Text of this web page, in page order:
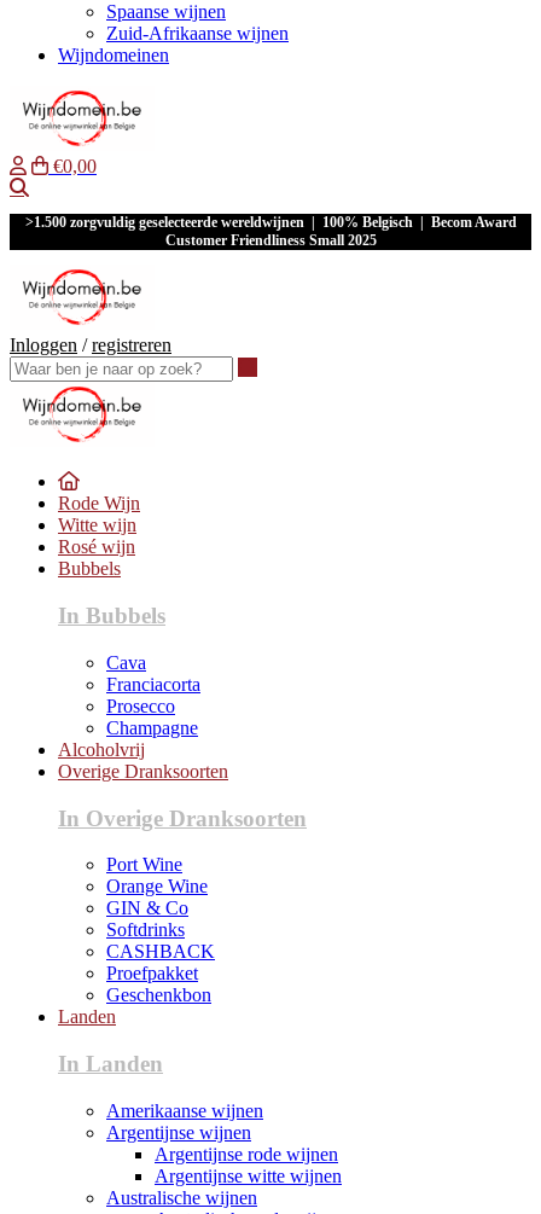
Spaanse wijnen
Zuid-Afrikaanse wijnen
Wijndomeinen
€0,00
>1.500 zorgvuldig geselecteerde wereldwijnen | 100% Belgisch | Becom Award
Customer Friendliness Small 2025
Inloggen /registreren
Rode Wijn
Witte wijn
Rosé wijn
Bubbels
In Bubbels
Cava
Franciacorta
Prosecco
Champagne
Alcoholvrij
Overige Dranksoorten
In Overige Dranksoorten
Port Wine
Orange Wine
GIN & Co
Softdrinks
CASHBACK
Proefpakket
Geschenkbon
Landen
In Landen
Amerikaanse wijnen
Argentijnse wijnen
Argentijnse rode wijnen
Argentijnse witte wijnen
Australische wijnen